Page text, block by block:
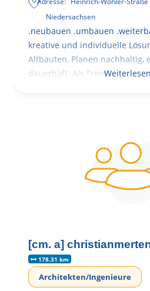
Niedersachsen
.neubauen .umbauen
kreative und individuelle
Altbauten, Planen nachhaltig,
dauerhaft. Als Freie
[cm. a]
178.31 km
Architekten/Ingenieure